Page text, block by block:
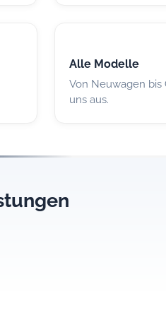
Alle Modelle
Von Neuwagen
uns aus.